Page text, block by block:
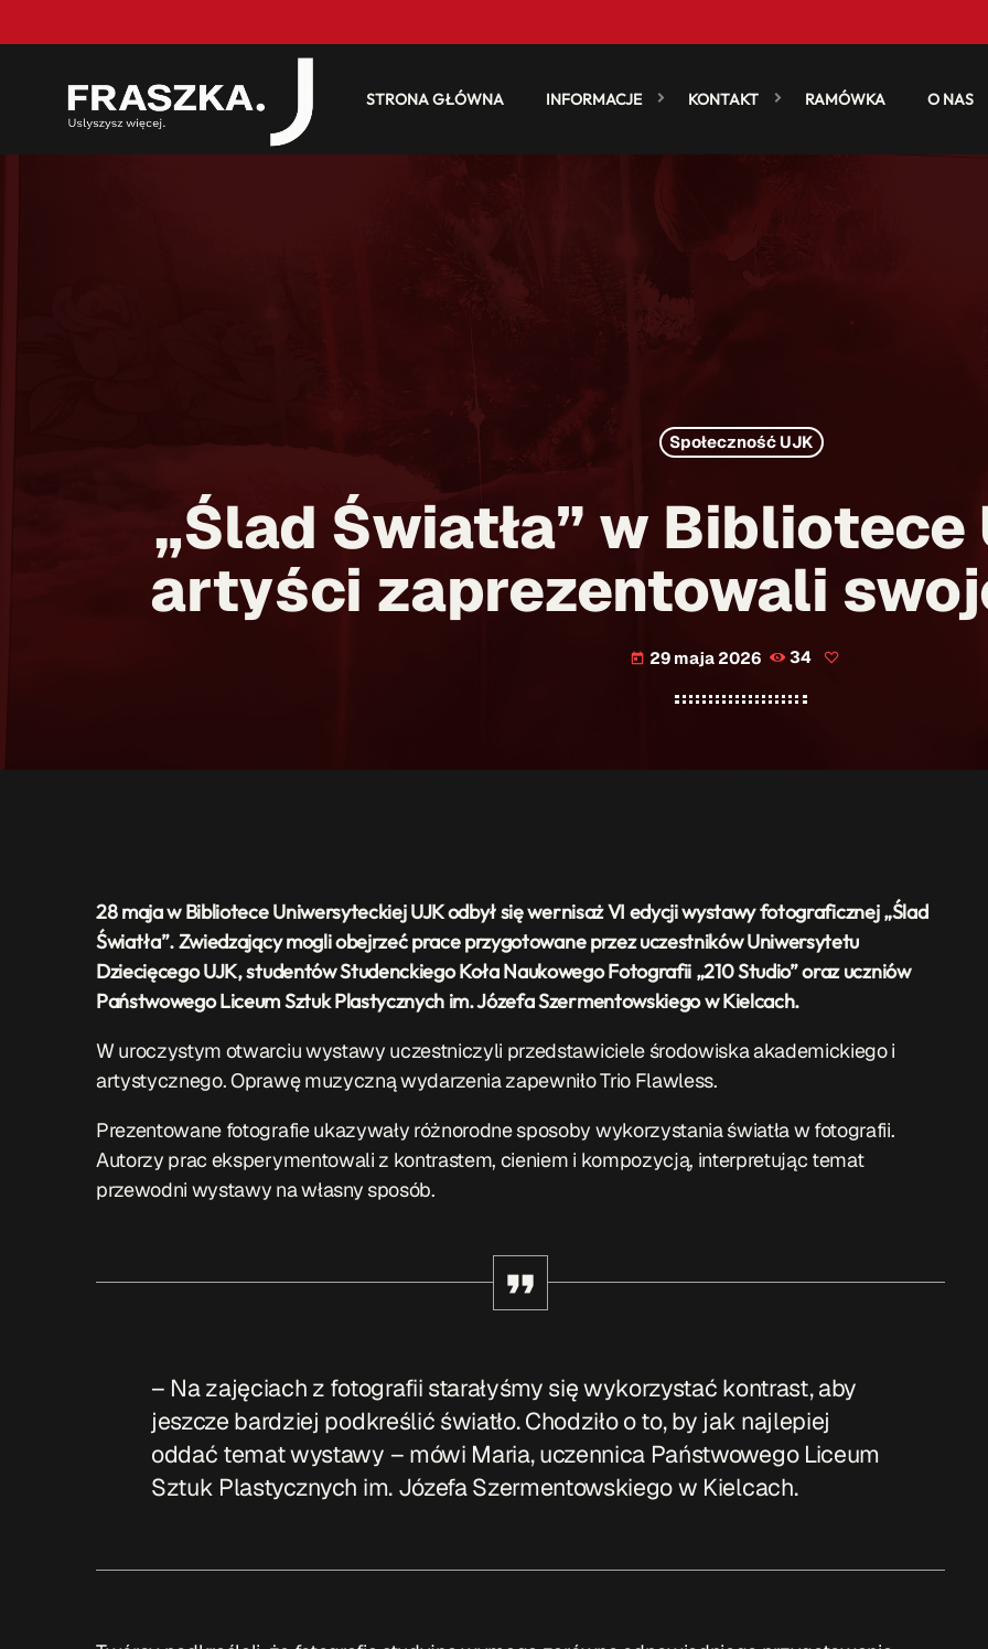
STRONA GŁÓWNA INFORMACJE KONTAKT RAMÓWKA O NAS
Społeczność UJK
„Ślad Światła” w Bibliotece
artyści zaprezentowali
today 29 maja 2026 34
28 maja w Bibliotece Uniwersyteckiej UJK odbył się wernisaż VI edycji wystawy fotograficznej „Ślad
Światła”. Zwiedzający mogli obejrzeć prace przygotowane przez uczestników Uniwersytetu
Dziecięcego UJK, studentów Studenckiego Koła Naukowego Fotografii „210 Studio” oraz uczniów
Państwowego Liceum Sztuk Plastycznych im. Józefa Szermentowskiego w Kielcach.
W uroczystym otwarciu wystawy uczestniczyli przedstawiciele środowiska akademickiego i
artystycznego. Oprawę muzyczną wydarzenia zapewniło Trio Flawless.
Prezentowane fotografie ukazywały różnorodne sposoby wykorzystania światła w fotografii.
Autorzy prac eksperymentowali z kontrastem, cieniem i kompozycją, interpretując temat
przewodni wystawy na własny sposób.
– Na zajęciach z fotografii starałyśmy się wykorzystać kontrast, aby
jeszcze bardziej podkreślić światło. Chodziło o to, by jak najlepiej
oddać temat wystawy – mówi Maria, uczennica Państwowego Liceum
Sztuk Plastycznych im. Józefa Szermentowskiego w Kielcach.